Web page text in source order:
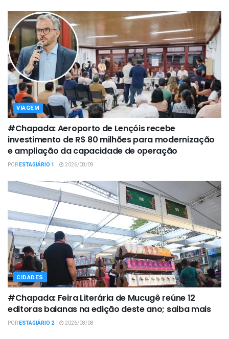
VIAGEM
#Chapada: Aeroporto de Lençóis recebe
investimento de R$ 80 milhões para modernização
e ampliação da capacidade de operação
PORESTAGIÁRIO 1 2026/08/09
CIDADES
#Chapada: Feira Literária de Mucugê reúne 12
editoras baianas na edição deste ano; saiba mais
PORESTAGIÁRIO 2 2026/08/08